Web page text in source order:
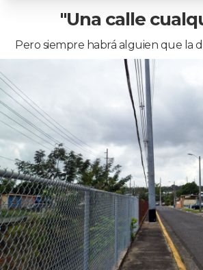
"Una calle
Pero siempre habrá alguien que la